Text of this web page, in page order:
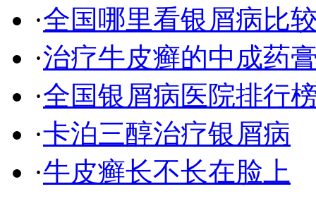
·全国哪里看银屑病比
·治疗牛皮癣的中成药
·全国银屑病医院排行
·卡泊三醇治疗银屑病
·牛皮癣长不长在脸上